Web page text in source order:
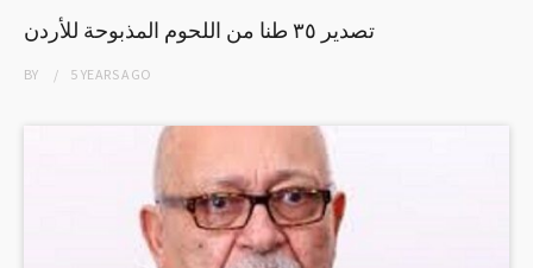
تصدير ٣٥ طنا من اللحوم المذبوحة للأردن
BY 5 YEARSAGO